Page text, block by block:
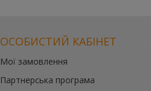
ОСОБИСТИЙ КАБІНЕТ
Мої замовлення
Партнерська програма